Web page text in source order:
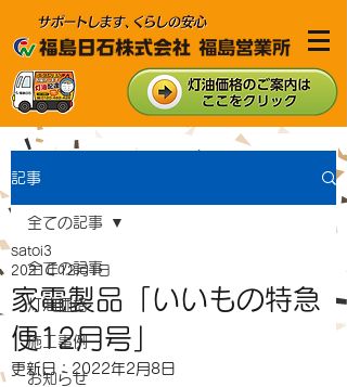
記事
全ての記事
灯油価格
施工事例
お知らせ
全ての記事
家電製品「いいもの特急
便12月号」
satoi3
2021年12月1日
更新日： 2022年2月8日